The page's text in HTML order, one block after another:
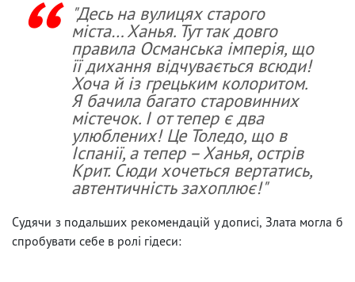
"Десь на вулицях старого
міста… Ханья. Тут так довго
правила Османська імперія, що
її дихання відчувається всюди!
Хоча й із грецьким колоритом.
Я бачила багато старовинних
містечок. І от тепер є два
улюблених! Це Толедо, що в
Іспанії, а тепер – Ханья, острів
Крит. Сюди хочеться вертатись,
автентичність захоплює!"
Судячи з подальших рекомендацій у дописі, Злата могла б
спробувати себе в ролі гідеси: